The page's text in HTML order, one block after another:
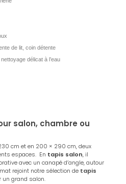
de lit, coin détente
délicat à l’eau
salon, chambre ou
cm et en 200 × 290 cm, deux
espaces. En tapis salon, il
avec un canapé d’angle, autour
rejoint notre sélection de tapis
grand salon.